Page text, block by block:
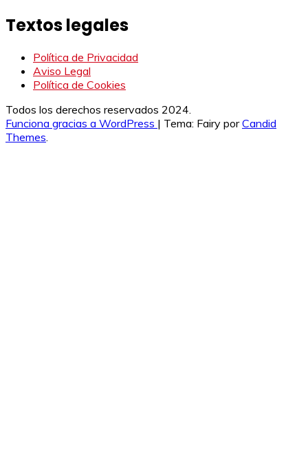
Textos legales
Política de Privacidad
Aviso Legal
Política de Cookies
Todos los derechos reservados 2024.
Funciona gracias a WordPress | Tema: Fairy porCandid
Themes.